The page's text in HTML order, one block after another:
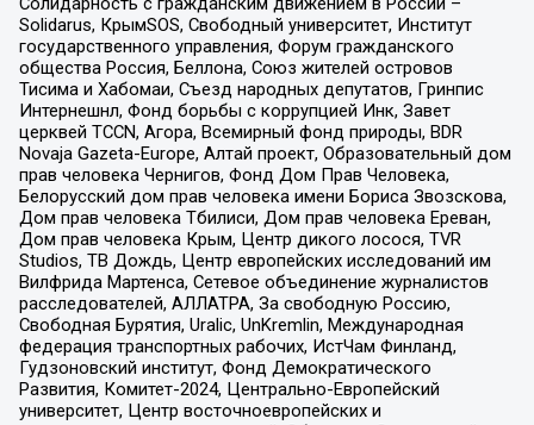
Solidarus, КрымSOS, Свободный университет, Институт
государственного управления, Форум гражданского
общества Россия, Беллона, Союз жителей островов
Тисима и Хабомаи, Съезд народных депутатов, Гринпис
Интернешнл, Фонд борьбы с коррупцией Инк, Завет
церквей TCCN, Агора, Всемирный фонд природы, BDR
Novaja Gazeta-Europe, Алтай проект, Образовательный дом
прав человека Чернигов, Фонд Дом Прав Человека,
Белорусский дом прав человека имени Бориса Звозскова,
Дом прав человека Тбилиси, Дом прав человека Ереван,
Дом прав человека Крым, Центр дикого лосося, TVR
Studios, ТВ Дождь, Центр европейских исследований им
Вилфрида Мартенса, Сетевое объединение журналистов
расследователей, АЛЛАТРА, За свободную Россию,
Свободная Бурятия, Uralic, UnKremlin, Международная
федерация транспортных рабочих, ИстЧам Финланд,
Гудзоновский институт, Фонд Демократического
Развития, Комитет-2024, Центрально-Европейский
университет, Центр восточноевропейских и